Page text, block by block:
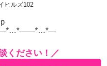
ヒルズ102
ください！／